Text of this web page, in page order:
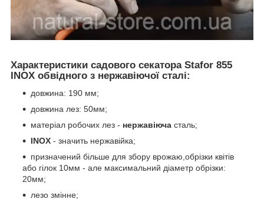
Характеристики садового секатора Stafor 855
INOX обвідного з нержавіючої сталі:
довжина: 190 мм;
довжина лез: 50мм;
матеріал робочих лез - нержавіюча сталь;
INOX - значить нержавійка;
призначений більше для збору врожаю,обрізки квітів
або гілок 10мм - але максимальний діаметр обрізки:
20мм;
лезо змінне;